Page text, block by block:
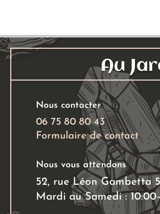
Au
Nous contacter
06 75 80 80 43
Formulaire de contact
Nous vous attendons
52, rue Léon Gambetta
Mardi au Samedi :